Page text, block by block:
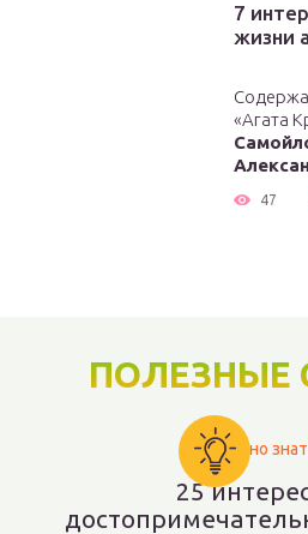
7
жизни
«Агата
47
ПОЛЕЗНЫЕ
Важно
25